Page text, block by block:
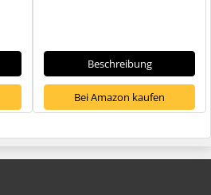
Beschreibung
Bei Amazon kaufen